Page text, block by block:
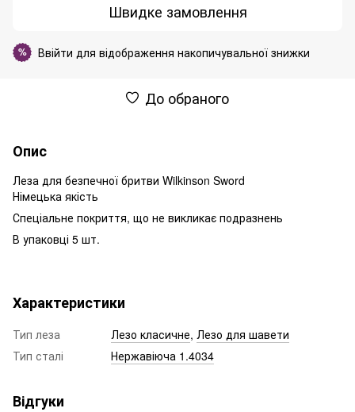
Швидке замовлення
% Ввійти для відображення накопичувальної знижки
До обраного
Опис
Леза для безпечної бритви Wilkinson Sword
Німецька якість
Спеціальне покриття, що не викликає подразнень
В упаковці 5 шт.
Характеристики
Тип леза Лезо класичне, Лезо для шавети
Тип сталі
Нержавіюча 1.4034
Відгуки